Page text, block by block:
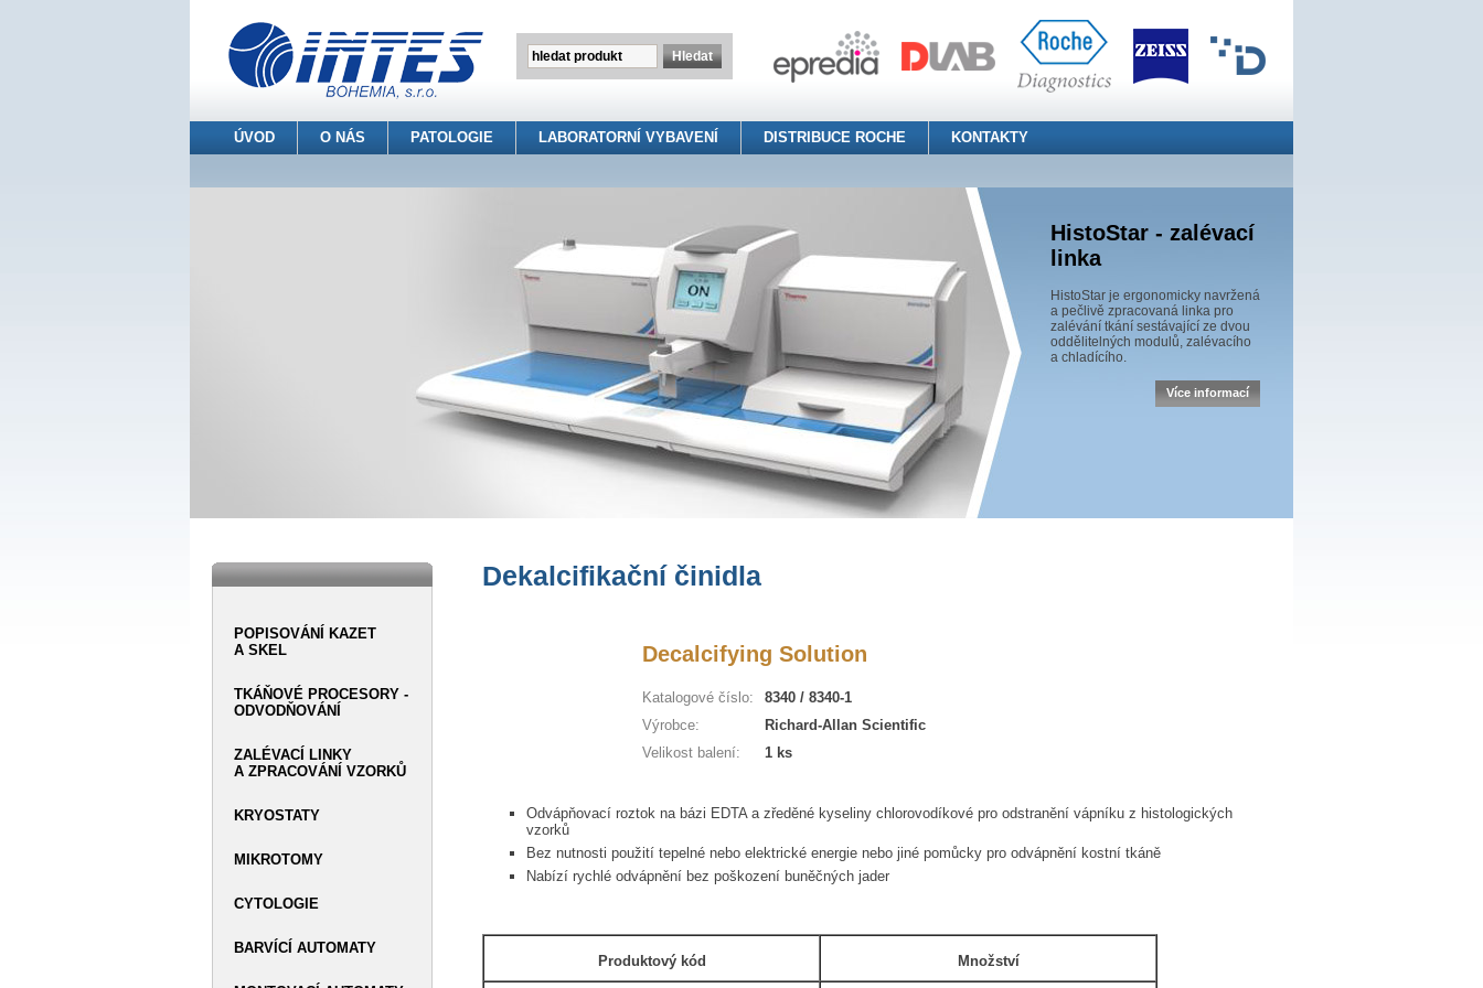
ÚVOD O NÁS PATOLOGIE LABORATORNÍ VYBAVENÍ DISTRIBUCE ROCHE KONTAKTY
HistoStar - zalévací
linka
HistoStar je ergonomicky navržená
a pečlivě zpracovaná linka pro
zalévání tkání sestávající ze dvou
oddělitelných modulů, zalévacího
a chladícího.
Více informací
Dekalcifikační činidla
Decalcifying Solution
Katalogové číslo:
8340 / 8340-1
Výrobce:
Richard-Allan Scientific
Velikost balení:
1 ks
Odvápňovací roztok na bázi EDTA a zředěné kyseliny chlorovodíkové pro odstranění vápníku z histologických
vzorků
Bez nutnosti použití tepelné nebo elektrické energie nebo jiné pomůcky pro odvápnění kostní tkáně
Nabízí rychlé odvápnění bez poškození buněčných jader
Produktový kód Množství
POPISOVÁNÍ KAZET
A SKEL
TKÁŇOVÉ PROCESORY -
ODVODŇOVÁNÍ
ZALÉVACÍ LINKY
A ZPRACOVÁNÍ VZORKŮ
KRYOSTATY
MIKROTOMY
CYTOLOGIE
BARVÍCÍ AUTOMATY